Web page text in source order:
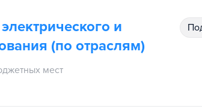
и
(по отраслям)
мест